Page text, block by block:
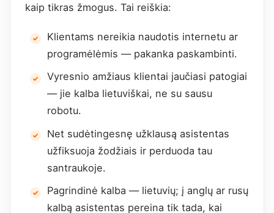
kaip tikras žmogus. Tai reiškia:
Klientams nereikia naudotis internetu ar
programėlėmis — pakanka paskambinti.
Vyresnio amžiaus klientai jaučiasi patogiai
— jie kalba lietuviškai, ne su sausu
robotu.
Net sudėtingesnę užklausą asistentas
užfiksuoja žodžiais ir perduoda tau
santraukoje.
Pagrindinė kalba — lietuvių; į anglų ar rusų
kalbą asistentas pereina tik tada, kai